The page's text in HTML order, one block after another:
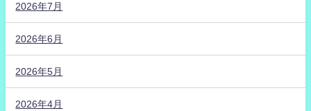
2026年7月
2026年6月
2026年5月
2026年4月